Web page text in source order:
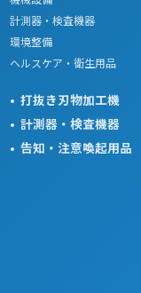
計測器・検査機器
環境整備
ヘルスケア・衛生用品
打抜き刃物加工機
計測器・検査機器
告知・注意喚起用品